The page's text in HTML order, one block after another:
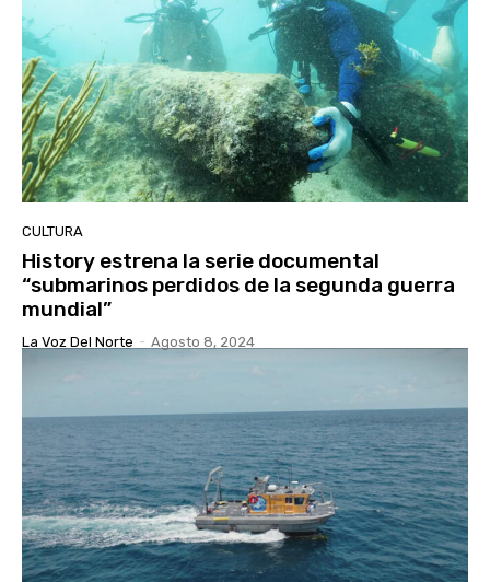
CULTURA
History estrena la serie documental
“submarinos perdidos de la segunda guerra
mundial”
La Voz Del Norte - Agosto 8, 2024